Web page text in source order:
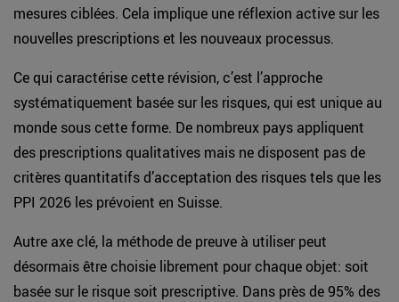
mesures ciblées. Cela implique une réflexion active sur les
nouvelles prescriptions et les nouveaux processus.
Ce qui caractérise cette révision, c’est l’approche
systématiquement basée sur les risques, qui est unique au
monde sous cette forme. De nombreux pays appliquent
des prescriptions qualitatives mais ne disposent pas de
critères quantitatifs d’acceptation des risques tels que les
PPI 2026 les prévoient en Suisse.
Autre axe clé, la méthode de preuve à utiliser peut
désormais être choisie librement pour chaque objet: soit
basée sur le risque soit prescriptive. Dans près de 95% des